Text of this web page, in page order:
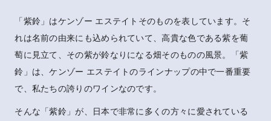
「紫鈴」はケンゾー エステイトそのものを表しています。そ
れは名前の由来にも込められていて、高貴な色である紫を葡
萄に見立て、その紫が鈴なりになる畑そのものの風景。「紫
鈴」は、ケンゾー エステイトのラインナップの中で一番重要
で、私たちの誇りのワインなのです。
そんな「紫鈴」が、日本で非常に多くの方々に愛されている